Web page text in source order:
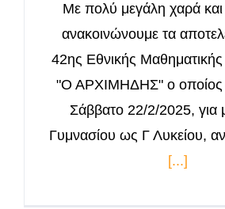
Με πολύ μεγάλη χαρά και
ανακοινώνουμε τα
42ης Εθνικής
"Ο ΑΡΧΙΜΗΔΗΣ" ο οποίος
Σάββατο 22/2/2025, για
Γυμνασίου ως Γ Λυκείου,
[...]